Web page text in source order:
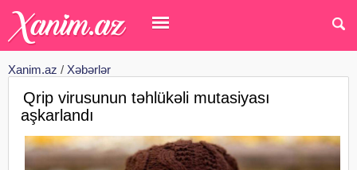
Xanim.az / Xəbərlər
Qrip virusunun təhlükəli mutasiyası
aşkarlandı